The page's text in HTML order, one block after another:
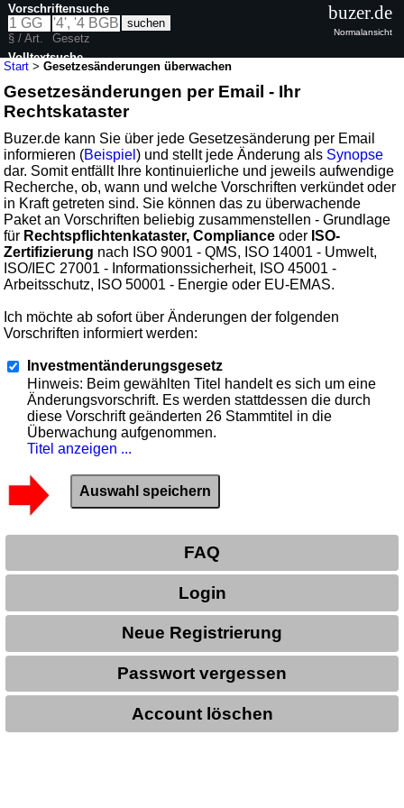
Start >Gesetzesänderungen überwachen
Gesetzesänderungen per Email - Ihr
Rechtskataster
Buzer.de kann Sie über jede Gesetzesänderung per Email
informieren (Beispiel) und stellt jede Änderung als Synopse
dar. Somit entfällt Ihre kontinuierliche und jeweils aufwendige
Recherche, ob, wann und welche Vorschriften verkündet oder
in Kraft getreten sind. Sie können das zu überwachende
Paket an Vorschriften beliebig zusammenstellen - Grundlage
für Rechtspflichtenkataster, Compliance oder ISO-
Zertifizierung nach ISO 9001 - QMS, ISO 14001 - Umwelt,
ISO/IEC 27001 - Informationssicherheit, ISO 45001 -
Arbeitsschutz, ISO 50001 - Energie oder EU-EMAS.
Ich möchte ab sofort über Änderungen der folgenden
Vorschriften informiert werden:
Investmentänderungsgesetz
Hinweis: Beim gewählten Titel handelt es sich um eine
Änderungsvorschrift. Es werden stattdessen die durch
diese Vorschrift geänderten 26 Stammtitel in die
Überwachung aufgenommen.
Titel anzeigen ...
FAQ
Login
Neue Registrierung
Passwort vergessen
Account löschen
Vorschriftensuche
§ / Art.
Gesetz
Volltextsuche
buzer.de
Normalansicht